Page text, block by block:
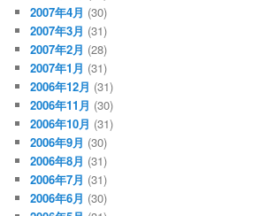
2007年4月 (30)
2007年3月 (31)
2007年2月 (28)
2007年1月 (31)
2006年12月 (31)
2006年11月 (30)
2006年10月 (31)
2006年9月 (30)
2006年8月 (31)
2006年7月 (31)
2006年6月 (30)